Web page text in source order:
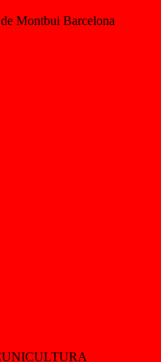
Montbui Barcelona